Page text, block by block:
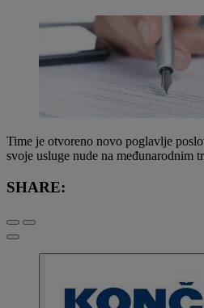
Time je otvoreno novo poglavlje
svoje usluge nude na međunarodnim
SHARE: